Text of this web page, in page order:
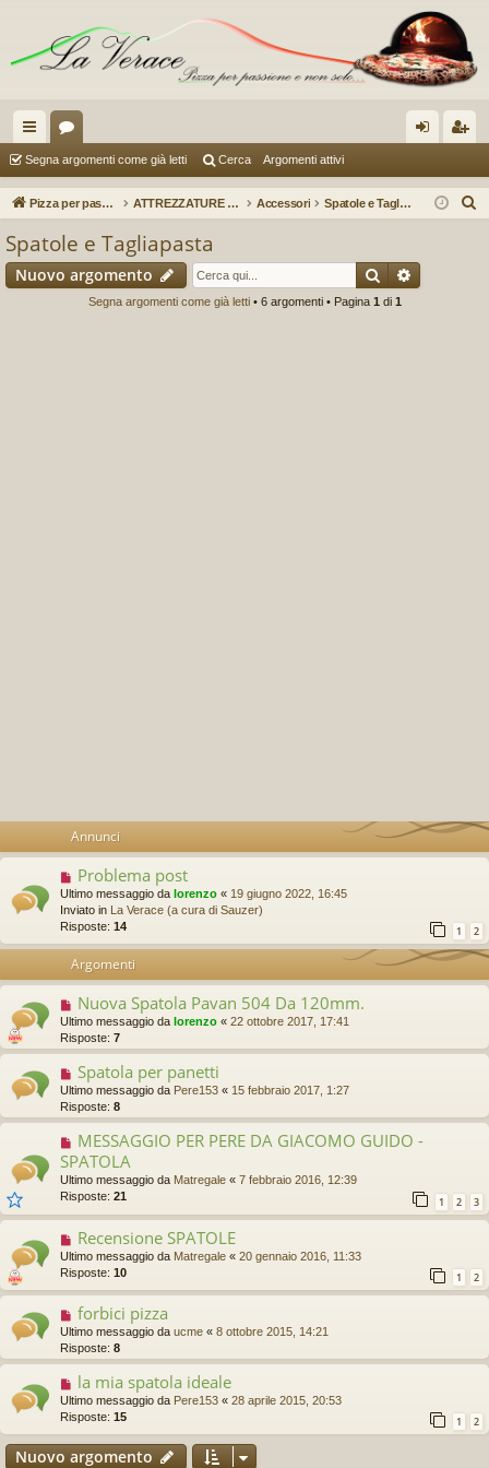
oll
eg
en
or
u in riv
Segna argomenti come già letti Cerca Argomenti attivi
Pizza per passione enon solo... ATTREZZATURE (a cura di Vespa72) Accessori Spatole e Tagliapasta
Spatole e Tagliapasta
Nuovo argomento Cerca
Segna argomenti come già letti• 6 argomenti • Pagina 1 di 1
Annunci
Problema post
Ultimo messaggio da lorenzo « 19 giugno 2022, 16:45
Inviato in La Verace (a cura di Sauzer)
Risposte: 14 1 2
Argomenti
Nuova Spatola Pavan 504 Da 120mm.
Ultimo messaggio da lorenzo « 22 ottobre 2017, 17:41
Risposte: 7
Spatola per panetti
Ultimo messaggio da Pere153 « 15 febbraio 2017, 1:27
Risposte: 8
MESSAGGIO PER PERE DA GIACOMO GUIDO -
SPATOLA
Ultimo messaggio da Matregale « 7 febbraio 2016, 12:39
Risposte: 21 1 2 3
Recensione SPATOLE
Ultimo messaggio da Matregale « 20 gennaio 2016, 11:33
Risposte: 10 1 2
forbici pizza
Ultimo messaggio da ucme « 8 ottobre 2015, 14:21
Risposte: 8
la mia spatola ideale
Ultimo messaggio da Pere153 « 28 aprile 2015, 20:53
Risposte: 15 1 2
Nuovo argomento